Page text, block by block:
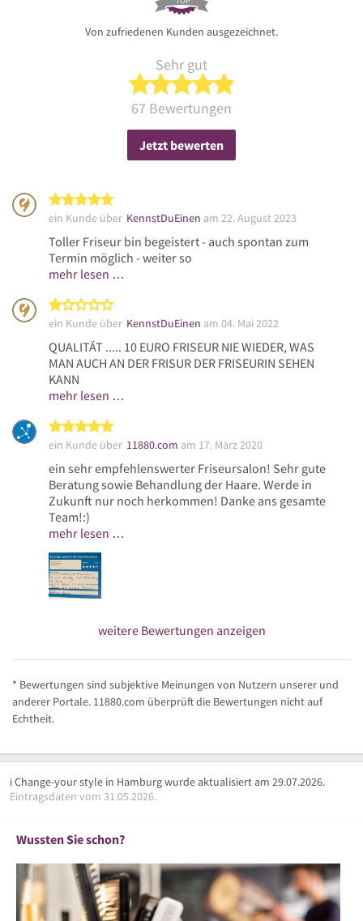
Von zufriedenen Kunden ausgezeichnet.
Sehr gut
5 von 5 Sternen
67 Bewertungen
Jetzt bewerten
ein Kunde über KennstDuEinen am 22. August 2023
Toller Friseur bin begeistert - auch spontan zum
Termin möglich - weiter so
mehr lesen …
ein Kunde über KennstDuEinen am 04. Mai 2022
QUALITÄT ..... 10 EURO FRISEUR NIE WIEDER, WAS
MAN AUCH AN DER FRISUR DER FRISEURIN SEHEN
KANN
mehr lesen …
ein Kunde über 11880.com am 17. März 2020
ein sehr empfehlenswerter Friseursalon! Sehr gute
Beratung sowie Behandlung der Haare. Werde in
Zukunft nur noch herkommen! Danke ans gesamte
Team!:)
mehr lesen …
weitere Bewertungen anzeigen
* Bewertungen sind subjektive Meinungen von Nutzern unserer und
anderer Portale. 11880.com überprüft die Bewertungen nicht auf
Echtheit.
i Change-your style in Hamburg wurde aktualisiert am 29.07.2026.
Eintragsdaten vom 31.05.2026.
Wussten Sie schon?